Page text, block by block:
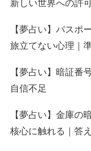
新しい世界への許
【夢占い】パスポ
旅立てない心理｜
【夢占い】暗証番
自信不足
【夢占い】金庫の
核心に触れる｜答